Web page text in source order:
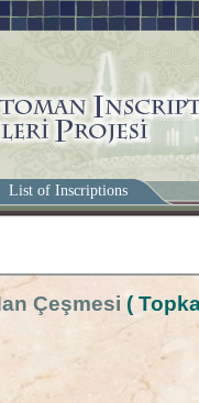
List of Inscriptions
Çeşmesi (